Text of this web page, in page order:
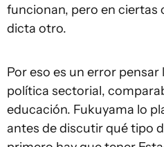
funcionan, pero en ciertas
dicta otro.
Por eso es un error
política sectorial,
educación. Fukuyama lo
antes de discutir qué tipo